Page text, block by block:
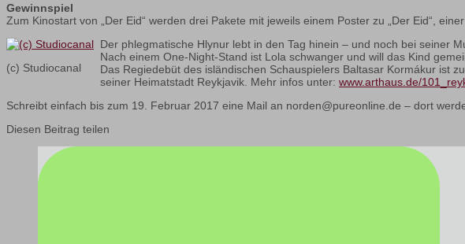
Gewinnspiel
Zum Kinostart von „Der Eid“ werden drei Pakete mit jeweils einem Poster zu „Der Eid“,
(c) Studiocanal
Der phlegmatische Hlynur lebt in den Tag hinein – und noch bei seiner
Nach einem One-Night-Stand ist Lola schwanger und will das Kind
Das Regiedebüt des isländischen Schauspielers Baltasar Kormákur ist
seiner Heimatstadt Reykjavik. Mehr infos unter: www.arthaus.de/
Schreibt einfach bis zum 19. Februar 2017 eine Mail an norden@pureonline.de – dort
Diesen Beitrag teilen